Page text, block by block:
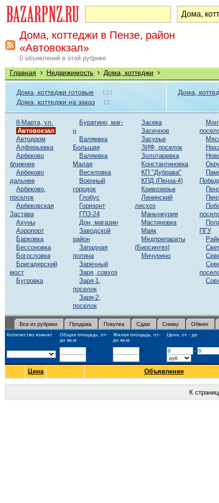
Дома, коттеджи в Пензе, район
«Автовокзал»
0 объявлений в этой рубрике
Главная › Недвижимость › Дома, коттеджи ›
Дома, коттеджи готовые 123
Дома, коттеджи на заказ 12
Дома,
8-Марта, ул.
Автовокзал
Автодром
Алферьевка
Арбеково
ближнее
Арбеково
дальнее
Арбеково,
поселок
Арбековская
Застава
Ахуны
Аэропорт
Барковка
Бессоновка
Богословка
Бригадирский
мост
Бугровка
Буратино, маг-
н
Валяевка
Большая
Валяевка
Малая
Веселовка
Военный
городок
Глобус
Горизонт
ГПЗ-24
Дон, магазин
Заводской
район
Западная
поляна
Заречный
Заря, совхоз
Заря-1,
поселок
Заря-2,
поселок
Засека
Засечное
Засурье
ЗИФ, поселок
Золотаревка
Константиновка
КП "Дубрава"
КПД (Пенза-4)
Кривозерье
Ленинский
лесхоз
Маньчжурия
Мастиновка
Маяк
Медпрепараты
(Биосинтез)
Мичурино
ПГУ
Все из рубрики Продажа Покупка Сдаю Сниму Обмен
Количество комнат
Общая площадь, от-
до кв.м.
Жилая площадь, от-
до кв.м.
Цена, от - до
- - -
Цена Объявление
К